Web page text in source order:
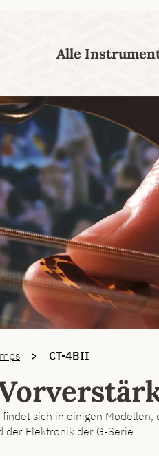
Alle
CT-4BII
sich in einigen
Elektronik der G-Serie.